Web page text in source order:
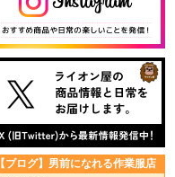
【ブログ】男前になれる作業服店